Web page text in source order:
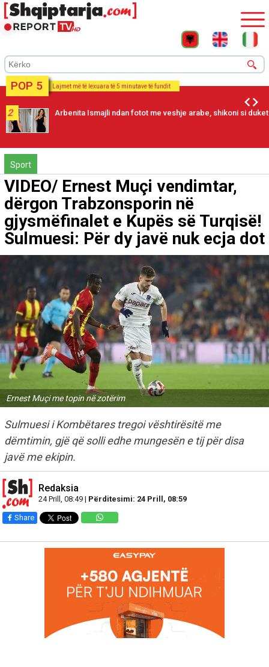
POP 5 Lajmet më të lexuara të 5 minutave të fundit
2 Arbenita Ismajli ndan fotot me veshje arabe, shikoni si duket
Sport
VIDEO/ Ernest Muçi vendimtar,
dërgon Trabzonsporin në
gjysmëfinalet e Kupës së Turqisë!
Sulmuesi: Për dy javë nuk ecja dot
Ernest Muçi me topin në zotërim
Sulmuesi i Kombëtares tregoi vështirësitë me
dëmtimin, gjë që solli edhe mungesën e tij për disa
javë me ekipin.
Redaksia
24 Prill, 08:49 | Përditesimi: 24 Prill, 08:59
Share